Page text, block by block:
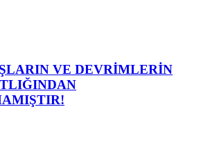
VE DEVRİMLERİN